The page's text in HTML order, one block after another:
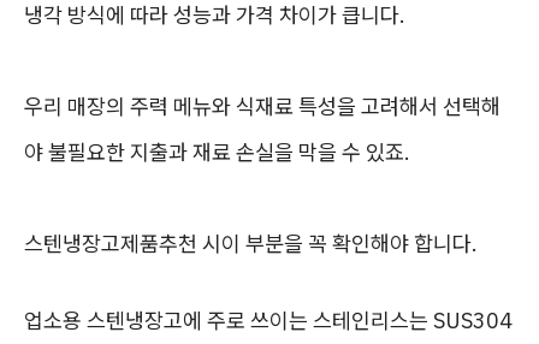
냉각 방식에 따라 성능과 가격 차이가 큽니다.
우리 매장의 주력 메뉴와 식재료 특성을 고려해서 선택해
야 불필요한 지출과 재료 손실을 막을 수 있죠.
스텐냉장고제품추천 시이 부분을 꼭 확인해야 합니다.
업소용 스텐냉장고에 주로 쓰이는 스테인리스는 SUS304